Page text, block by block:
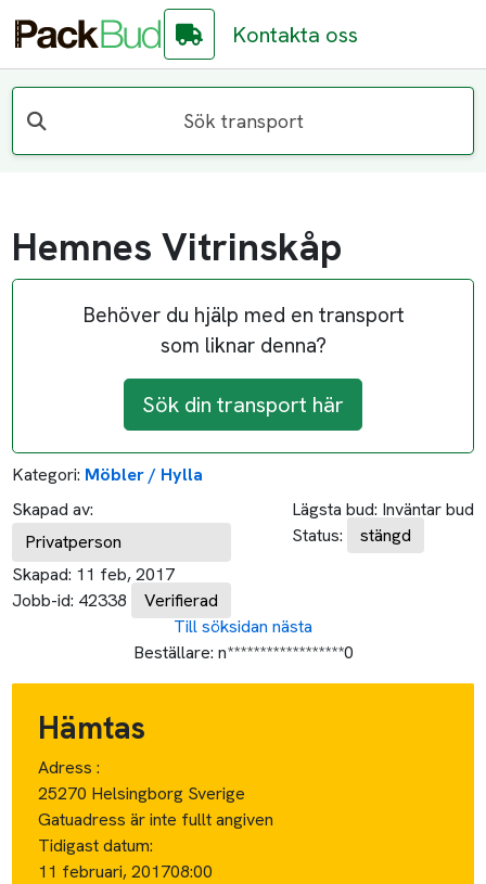
Kontakta oss
Sök transport
Hemnes Vitrinskåp
Behöver du hjälp med en transport
som liknar denna?
Sök din transport här
Kategori: Möbler / Hylla
Skapad av:
Privatperson
Skapad: 11 feb, 2017
Jobb-id: 42338 Verifierad
Lägsta bud: Inväntar bud
Status:
stängd
Till söksidan nästa
Beställare: n******************0
Hämtas
Adress :
25270 Helsingborg Sverige
Gatuadress är inte fullt angiven
Tidigast datum:
11 februari, 201708:00